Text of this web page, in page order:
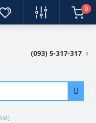
0
(093) 5-317-317